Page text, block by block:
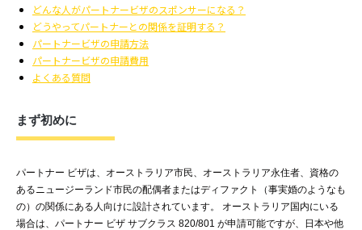
どんな人がパートナービザのスポンサーになる？
どうやってパートナーとの関係を証明する？
パートナービザの申請方法
パートナービザの申請費用
よくある質問
まず初めに
パートナー ビザは、オーストラリア市民、オーストラリア永住者、資格の
あるニュージーランド市民の配偶者またはディファクト（事実婚のようなも
の）の関係にある人向けに設計されています。
オーストラリア国内にいる
場合は、パートナー ビザ サブクラス 820/801 が申請可能ですが、日本や他